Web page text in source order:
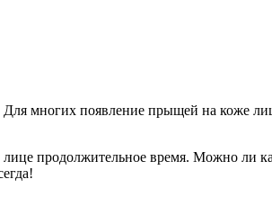
многих появление прыщей на коже
продолжительное время. Можно ли